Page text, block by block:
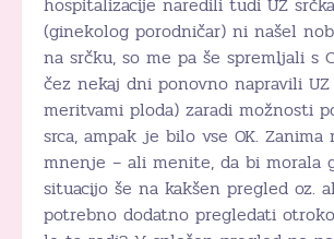
(ginekolog porodničar) ni našel
na srčku, so me pa še spremljali s
čez nekaj dni ponovno napravili UZ
meritvami ploda) zaradi možnosti
srca, ampak je bilo vse OK. Zanima
mnenje – ali menite, da bi morala
situacijo še na kakšen pregled oz.
potrebno dodatno pregledati